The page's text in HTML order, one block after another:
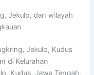
Jekulo, dan wilayah
Jekulo, Kudus
di Kelurahan
Kudus, Jawa Tengah,